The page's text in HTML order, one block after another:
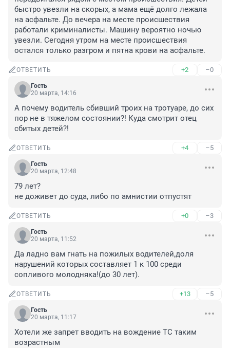
быстро увезли на скорых, а мама ещё долго лежала
на асфальте. До вечера на месте происшествия
работали криминалисты. Машину вероятно ночью
увезли. Сегодня утром на месте происшествия
остался только разгром и пятна крови на асфальте.
ОТВЕТИТЬ +2 –0
Гость
20 марта, 14:16
А почему водитель сбивший троих на тротуаре, до сих
пор не в тяжелом состоянии?! Куда смотрит отец
сбитых детей?!
ОТВЕТИТЬ +4 –5
Гость
20 марта, 12:48
79 лет?
не доживет до суда, либо по амнистии отпустят
ОТВЕТИТЬ +0 –3
Гость
20 марта, 11:52
Да ладно вам гнать на пожилых водителей,доля
нарушений которых составляет 1 к 100 среди
сопливого молодняка!(до 30 лет).
ОТВЕТИТЬ +13 –5
Гость
20 марта, 11:17
Хотели же запрет вводить на вождение ТС таким
возрастным